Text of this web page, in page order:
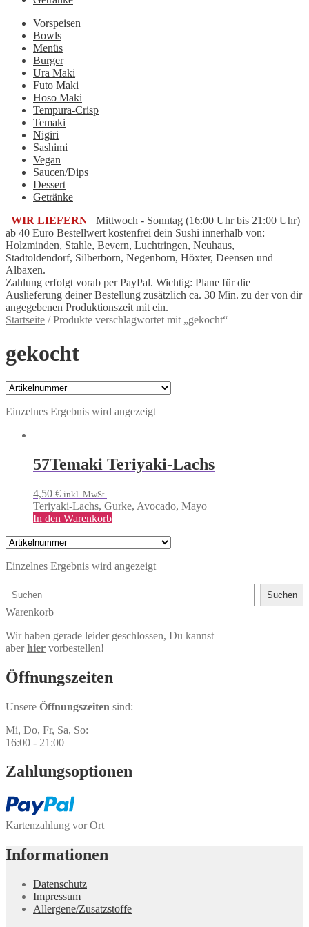
Vorspeisen
Bowls
Menüs
Burger
Ura Maki
Futo Maki
Hoso Maki
Tempura-Crisp
Temaki
Nigiri
Sashimi
Vegan
Saucen/Dips
Dessert
Getränke
WIR LIEFERN
Mittwoch - Sonntag (16:00 Uhr bis 21:00 Uhr)
ab 40 Euro Bestellwert kostenfrei dein Sushi innerhalb von:
Holzminden, Stahle, Bevern, Luchtringen, Neuhaus,
Stadtoldendorf, Silberborn, Negenborn, Höxter, Deensen und
Albaxen.
Zahlung erfolgt vorab per PayPal. Wichtig: Plane für die
Auslieferung deiner Bestellung zusätzlich ca. 30 Min. zu der von dir
angegebenen Produktionszeit mit ein.
Startseite /Produkte verschlagwortet mit „gekocht“
gekocht
Einzelnes Ergebnis wird angezeigt
57Temaki Teriyaki-Lachs
4,50 € inkl. MwSt.
Teriyaki-Lachs, Gurke, Avocado, Mayo
In den Warenkorb
Einzelnes Ergebnis wird angezeigt
Suchen
Suchen
Warenkorb
Wir haben gerade leider geschlossen, Du kannst
aberhier vorbestellen!
Öffnungs­zeiten
Unsere Öffnungszeiten sind:
Mi, Do, Fr, Sa, So:
16:00 - 21:00
Zahlungs­optionen
Kartenzahlung vor Ort
Informationen
Datenschutz
Impressum
Allergene/Zusatzstoffe